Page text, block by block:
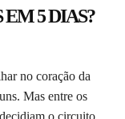
5 DIAS?
no coração da
Mas entre os
o circuito